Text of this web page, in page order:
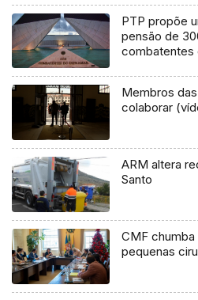
PTP propõe
pensão de
combatentes
Membros
colaborar
ARM altera
Santo
CMF
pequenas